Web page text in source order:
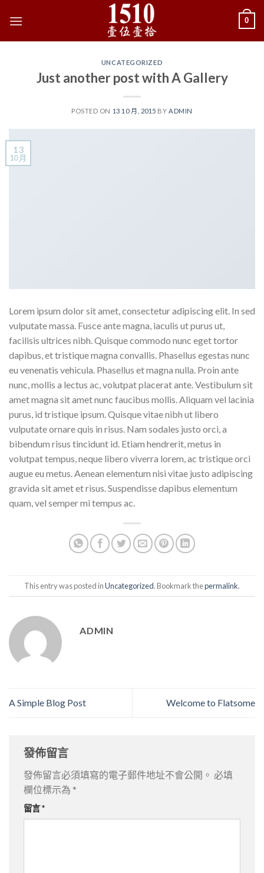
0
UNCATEGORIZED
Just another post with A Gallery
POSTED ON 13 10 月, 2015 BY ADMIN
13
10 月
Lorem ipsum dolor sit amet, consectetur adipiscing elit. In sed
vulputate massa. Fusce ante magna, iaculis ut purus ut,
facilisis ultrices nibh. Quisque commodo nunc eget tortor
dapibus, et tristique magna convallis. Phasellus egestas nunc
eu venenatis vehicula. Phasellus et magna nulla. Proin ante
nunc, mollis a lectus ac, volutpat placerat ante. Vestibulum sit
amet magna sit amet nunc faucibus mollis. Aliquam vel lacinia
purus, id tristique ipsum. Quisque vitae nibh ut libero
vulputate ornare quis in risus. Nam sodales justo orci, a
bibendum risus tincidunt id. Etiam hendrerit, metus in
volutpat tempus, neque libero viverra lorem, ac tristique orci
augue eu metus. Aenean elementum nisi vitae justo adipiscing
gravida sit amet et risus. Suspendisse dapibus elementum
quam, vel semper mi tempus ac.
This entry was posted inUncategorized. Bookmark thepermalink.
ADMIN
A Simple Blog Post Welcome to Flatsome
發佈留言
發佈留言必須填寫的電子郵件地址不會公開。 必填
欄位標示為 *
留言*